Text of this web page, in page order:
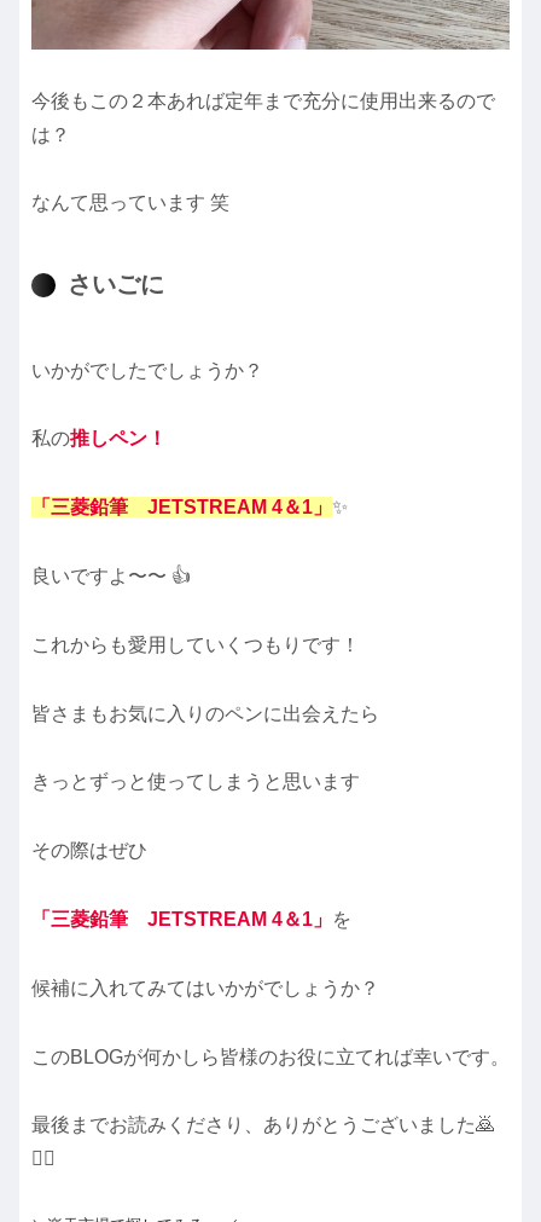
今後もこの２本あれば定年まで充分に使用出来るので
は？
なんて思っています 笑
さいごに
いかがでしたでしょうか？
私の推しペン！
「三菱鉛筆 JETSTREAM 4＆1」 ✨
良いですよ〜〜 👍
これからも愛用していくつもりです！
皆さまもお気に入りのペンに出会えたら
きっとずっと使ってしまうと思います
その際はぜひ
「三菱鉛筆 JETSTREAM 4＆1」 を
候補に入れてみてはいかがでしょうか？
このBLOGが何かしら皆様のお役に立てれば幸いです。
最後までお読みくださり、ありがとうございました🙇
🙇‍♀️